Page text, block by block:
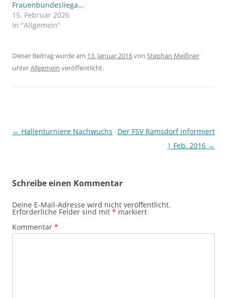
Frauenbundesliega…
15. Februar 2026
In "Allgemein"
Dieser Beitrag wurde am 13. Januar 2016von Stephan Meißner
unterAllgemein veröffentlicht.
Beitragsnavigation
← Hallenturniere Nachwuchs
Der FSV Ramsdorf informiert
| Feb. 2016 →
Schreibe einen Kommentar
Deine E-Mail-Adresse wird nicht veröffentlicht.
Erforderliche Felder sind mit * markiert
Kommentar *